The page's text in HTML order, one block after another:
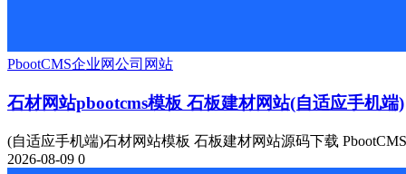
PbootCMS企业网公司网站
石材网站pbootcms模板 石板建材网站(自适应手机端)
(自适应手机端)石材网站模板 石板建材网站源码下载
2026-08-09 0